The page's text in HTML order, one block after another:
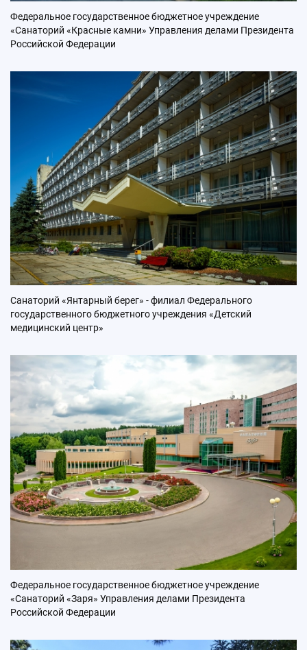
Федеральное государственное бюджетное учреждение
«Санаторий «Красные камни» Управления делами Президента
Российской Федерации
Санаторий «Янтарный берег» - филиал Федерального
государственного бюджетного учреждения «Детский
медицинский центр»
Федеральное государственное бюджетное учреждение
«Санаторий «Заря» Управления делами Президента
Российской Федерации